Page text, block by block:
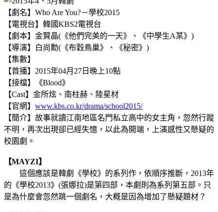
【劇名】Who Are You?－學校2015
【電視台】韓國KBS2電視台
【劇本】金賢晶(《他們完美的一天》、《中學生A某》 )
【導演】白尚勳(《布穀鳥巢》、《秘密》)
【集數】
【首播】2015年04月27日晚上10點
【接檔】《Blood》
【Cast】金所炫、南柱赫、陸星材
【官網】 www.kbs.co.kr/drama/school2015/
【簡介】故事就讀江南地區名門私立高中的女主角，忽然行蹤
不明，再次出現卻已經失憶，以此為開端，上演感性又懸疑的
校園劇。
【MAYZI】
這個應該是韓劇《學校》的系列作，依順序推斷，2013年
的《學校2013》(張娜拉)是第四部，本劇則為系列第五部。只
是為什麼會忽然跳一個劇名，大概是因為增加了懸疑題材？